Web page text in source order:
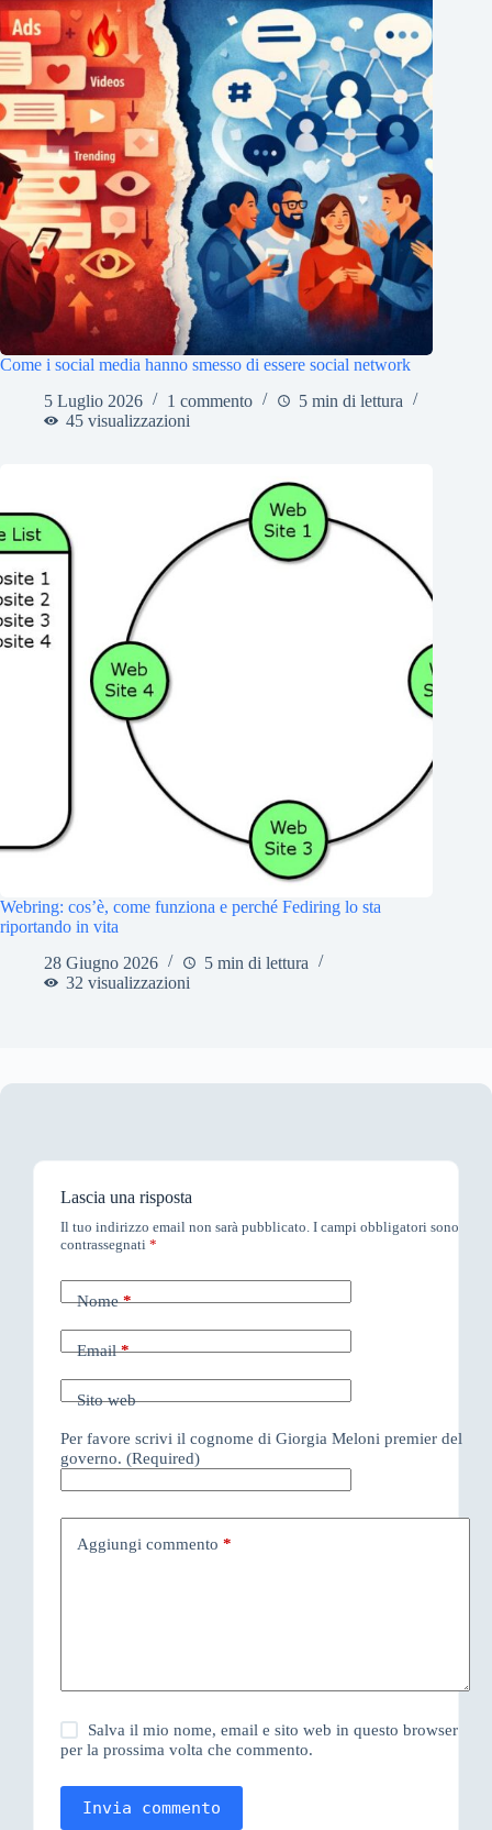
Come i social media hanno smesso di essere social network
5 Luglio 2026
1 commento
5 min di lettura
45 visualizzazioni
Webring: cos’è, come funziona e perché Fediring lo sta
riportando in vita
28 Giugno 2026
5 min di lettura
32 visualizzazioni
Lascia una risposta
Il tuo indirizzo email non sarà pubblicato. I campi obbligatori sono
contrassegnati *
Nome*
Email*
Sito web
Per favore scrivi il cognome di Giorgia Meloni premier del
governo. (Required)
Aggiungi commento *
Salva il mio nome, email e sito web in questo browser
per la prossima volta che commento.
Invia commento